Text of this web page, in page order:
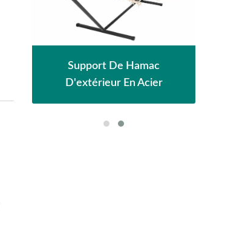
Support De Hamac
D'extérieur En Acier